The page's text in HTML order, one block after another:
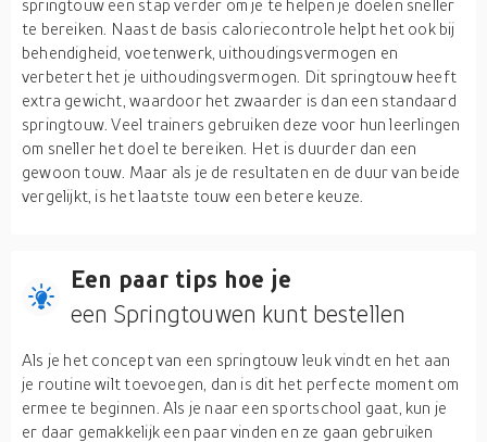
springtouw een stap verder om je te helpen je doelen sneller
te bereiken. Naast de basis caloriecontrole helpt het ook bij
behendigheid, voetenwerk, uithoudingsvermogen en
verbetert het je uithoudingsvermogen. Dit springtouw heeft
extra gewicht, waardoor het zwaarder is dan een standaard
springtouw. Veel trainers gebruiken deze voor hun leerlingen
om sneller het doel te bereiken. Het is duurder dan een
gewoon touw. Maar als je de resultaten en de duur van beide
vergelijkt, is het laatste touw een betere keuze.
Een paar tips hoe je
een Springtouwen kunt bestellen
Als je het concept van een springtouw leuk vindt en het aan
je routine wilt toevoegen, dan is dit het perfecte moment om
ermee te beginnen. Als je naar een sportschool gaat, kun je
er daar gemakkelijk een paar vinden en ze gaan gebruiken